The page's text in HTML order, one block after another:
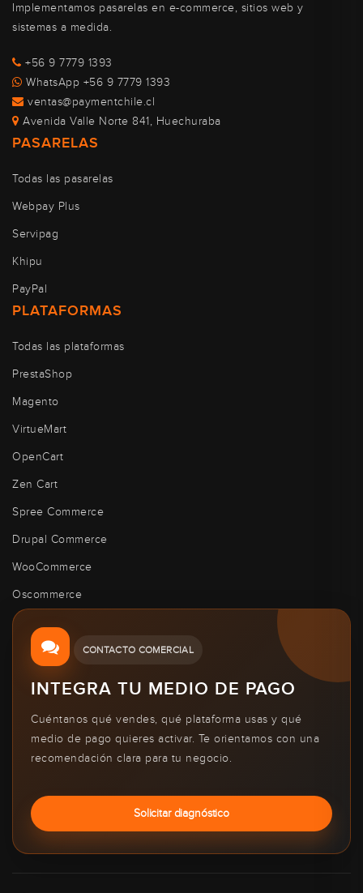
Implementamos pasarelas en e-commerce, sitios web y
sistemas a medida.
+56 9 7779 1393
WhatsApp +56 9 7779 1393
ventas@paymentchile.cl
Avenida Valle Norte 841, Huechuraba
PASARELAS
Todas las pasarelas
Webpay Plus
Servipag
Khipu
PayPal
PLATAFORMAS
Todas las plataformas
PrestaShop
Magento
VirtueMart
OpenCart
Zen Cart
Spree Commerce
Drupal Commerce
WooCommerce
Oscommerce
CONTACTO COMERCIAL
INTEGRA TU MEDIO DE PAGO
Cuéntanos qué vendes, qué plataforma usas y qué
medio de pago quieres activar. Te orientamos con una
recomendación clara para tu negocio.
Solicitar diagnóstico